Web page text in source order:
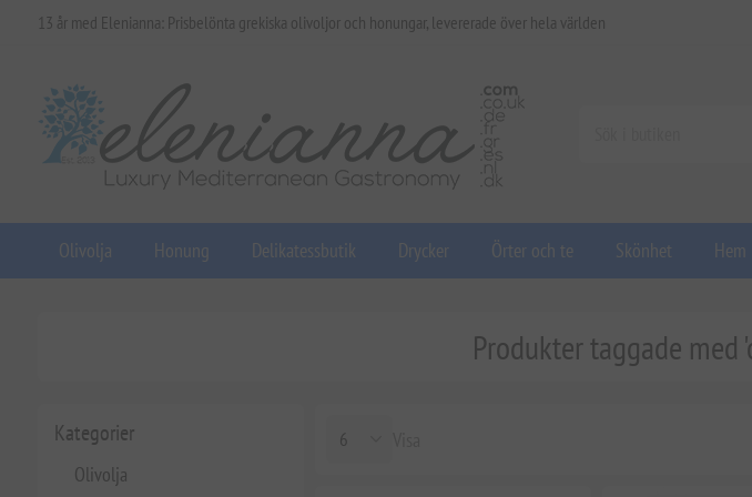
13 år med Elenianna: Prisbelönta grekiska olivoljor och honungar, levererade över hela världen
Olivolja Honung Delikatessbutik Drycker Örter och te Skönhet Hem
Kategorier
Olivolja
Produkter taggade